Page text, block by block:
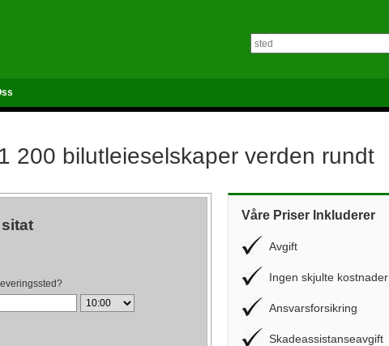
200 bilutleieselskaper verden rundt
Våre Priser Inkluderer
Avgift
Ingen skjulte kostnader
Ansvarsforsikring
Skadeassistanseavgift